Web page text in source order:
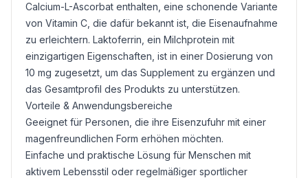
Calcium-L-Ascorbat enthalten, eine schonende Variante
von Vitamin C, die dafür bekannt ist, die Eisenaufnahme
zu erleichtern. Laktoferrin, ein Milchprotein mit
einzigartigen Eigenschaften, ist in einer Dosierung von
10 mg zugesetzt, um das Supplement zu ergänzen und
das Gesamtprofil des Produkts zu unterstützen.
Vorteile & Anwendungsbereiche
Geeignet für Personen, die ihre Eisenzufuhr mit einer
magenfreundlichen Form erhöhen möchten.
Einfache und praktische Lösung für Menschen mit
aktivem Lebensstil oder regelmäßiger sportlicher